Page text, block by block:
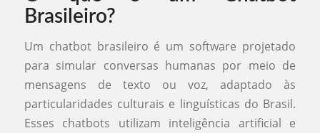
Brasileiro?
Um chatbot brasileiro é um software projetado
para simular conversas humanas por meio de
mensagens de texto ou voz, adaptado às
particularidades culturais e linguísticas do Brasil.
Esses chatbots utilizam inteligência artificial e